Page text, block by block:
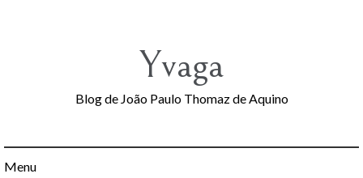
Yvaga
Blog de João Paulo Thomaz de Aquino
Menu